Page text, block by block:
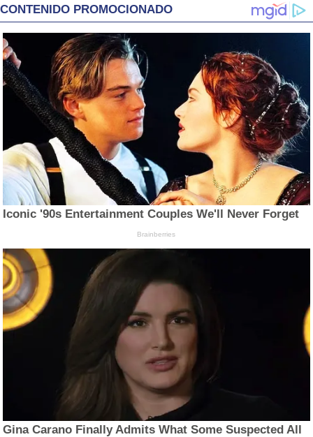
CONTENIDO PROMOCIONADO
Iconic '90s Entertainment Couples We'll Never Forget
Brainberries
Gina Carano Finally Admits What Some Suspected All